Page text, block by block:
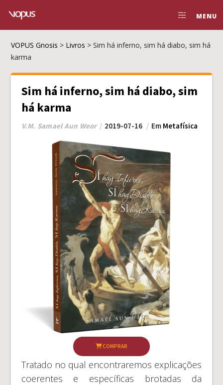
MENU
VOPUS Gnosis > Livros >Sim há inferno, sim há diabo, sim há
karma
Sim há inferno, sim há diabo, sim
há karma
V.M. Samael Aun Weor 2019-07-16 Em Metafísica
COMPRAR
Tratado no qual encontraremos explicações
coerentes e específicas brotadas da